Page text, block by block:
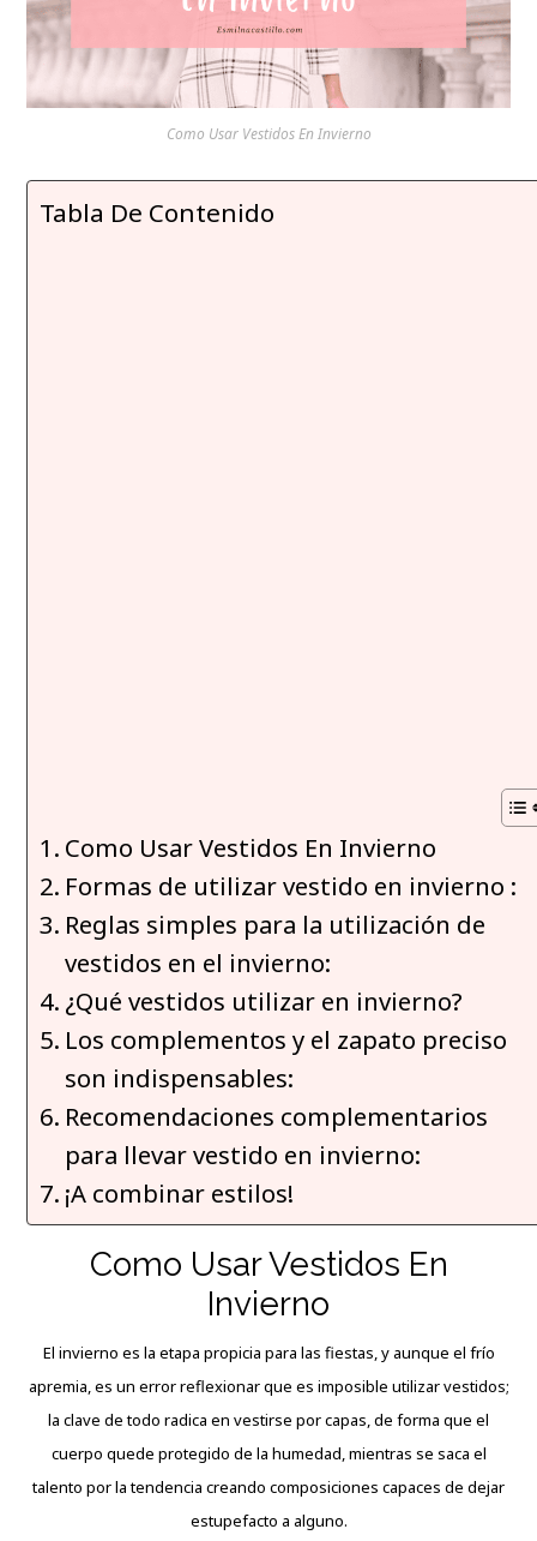
Como Usar Vestidos En Invierno
Tabla De Contenido
Como Usar Vestidos En Invierno
Formas de utilizar vestido en invierno :
Reglas simples para la utilización de
vestidos en el invierno:
¿Qué vestidos utilizar en invierno?
Los complementos y el zapato preciso
son indispensables:
Recomendaciones complementarios
para llevar vestido en invierno:
¡A combinar estilos!
Como Usar Vestidos En
Invierno
El invierno es la etapa propicia para las fiestas, y aunque el frío
apremia, es un errorreflexionarque es imposible utilizar vestidos;
la clave de todo radica en vestirse por capas, de forma que el
cuerpo quede protegido de la humedad, mientras se saca el
talento por la tendencia creando composiciones capaces de dejar
estupefacto a alguno.